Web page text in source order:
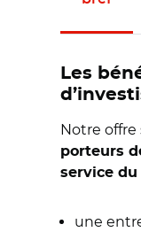
Les
Notre offre
porteurs
service du
une